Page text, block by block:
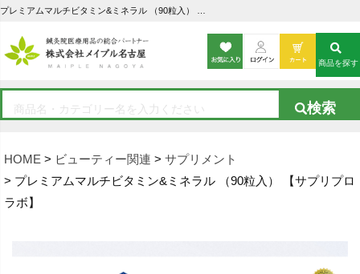
HOME ビューティー関連
サプリメント
プレミアムマルチビタミン&ミネラル （90粒入） 【サプリプロ
ラボ】
商品を探す